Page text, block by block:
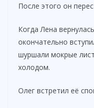
После этого он
Когда Лена
окончательно
шуршали мокрые
холодом.
Олег встретил её